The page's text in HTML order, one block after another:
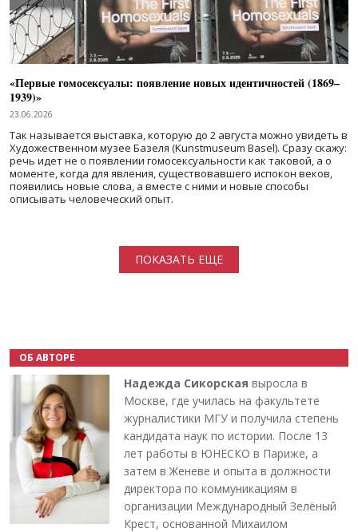
«Первые гомосексуалы: появление новых идентичностей (1869–
1939)»
23.06.2026
Так называется выставка, которую до 2 августа можно увидеть в
Художественном музее Базеля (Kunstmuseum Basel). Сразу скажу:
речь идет не о появлении гомосексуальности как таковой, а о
моменте, когда для явления, существовавшего испокон веков,
появились новые слова, а вместе с ними и новые способы
описывать человеческий опыт.
ПОКАЗАТЬ ЕЩЕ
ОБ АВТОРЕ
Надежда Сикорская выросла в
Москве, где училась на факультете
журналистики МГУ и получила степень
кандидата наук по истории. После 13
лет работы в ЮНЕСКО в Париже, а
затем в Женеве и опыта в должности
директора по коммуникациям в
организации Международный Зелёный
Крест, основанной Михаилом